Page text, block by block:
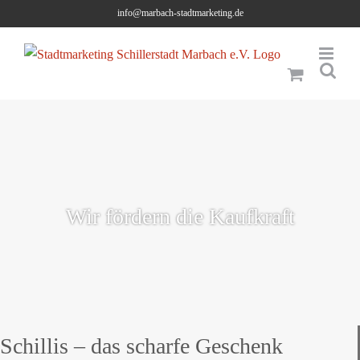
content
info@marbach-stadtmarketing.de
Wir fördern die Kaufkraft
Schillis – das scharfe Geschenk